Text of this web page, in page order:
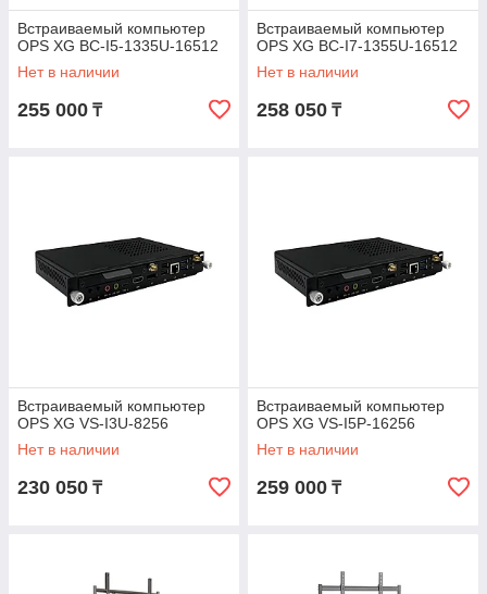
Встраиваемый компьютер
OPS XG BC-I5-1335U-16512
Нет в наличии
255 000 ₸
Встраиваемый компьютер
OPS XG BC-I7-1355U-16512
Нет в наличии
258 050 ₸
Встраиваемый компьютер
OPS XG VS-I3U-8256
Нет в наличии
230 050 ₸
Встраиваемый компьютер
OPS XG VS-I5P-16256
Нет в наличии
259 000 ₸